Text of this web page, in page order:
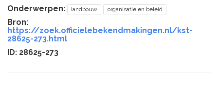
Onderwerpen:
landbouw organisatie en beleid
Bron:
https://zoek.officielebekendmakingen.nl/kst-
28625-273.html
ID: 28625-273